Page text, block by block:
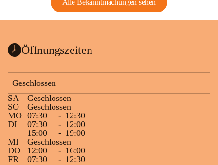
Alle Bekanntmachungen sehen
Öffnungszeiten
Geschlossen
SA
Geschlossen
SO
Geschlossen
MO 07:30 - 12:30
DI
07:30 - 12:00
15:00
- 19:00
MI
Geschlossen
DO
12:00 - 16:00
FR
07:30 - 12:30